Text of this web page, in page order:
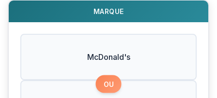
MARQUE
McDonald's
OU